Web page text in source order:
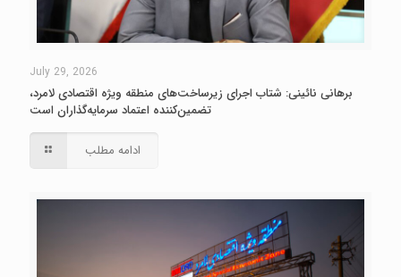
July 29, 2026
برهانی نائینی: شتاب اجرای زیرساخت‌های منطقه ویژه اقتصادی لامرد،
تضمین‌کننده اعتماد سرمایه‌گذاران است
ادامه مطلب